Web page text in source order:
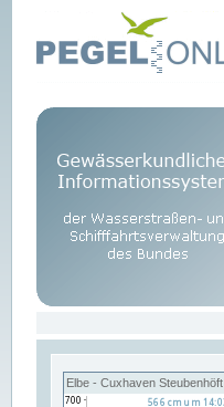
Elbe - Cuxhaven Steubenhöft